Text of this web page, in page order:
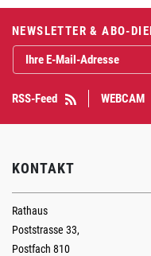
Fusszeile
NEWSLETTER & ABO-
RSS-Feed WEBCAM
KONTAKT
Rathaus
Poststrasse 33,
Postfach 810